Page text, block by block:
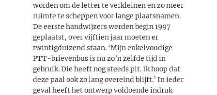
worden om de letter te verkleinen en zo meer
ruimte te scheppen voor lange plaatsnamen.
De eerste handwijzers werden begin 1997
geplaatst, over vijftien jaar moeten er
twintigduizend staan. ‘Mijn enkelvoudige
PTT-brievenbus is nu zo’n zelfde tijd in
gebruik. Die heeft nog steeds pit. Ik hoop dat
deze paal ook zo lang overeind blijft.’ In ieder
geval heeft het ontwerp voldoende indruk